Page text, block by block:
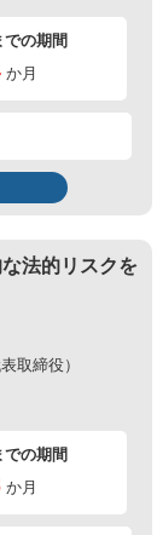
での期間
か月
法的リスクを
取締役）
での期間
か月